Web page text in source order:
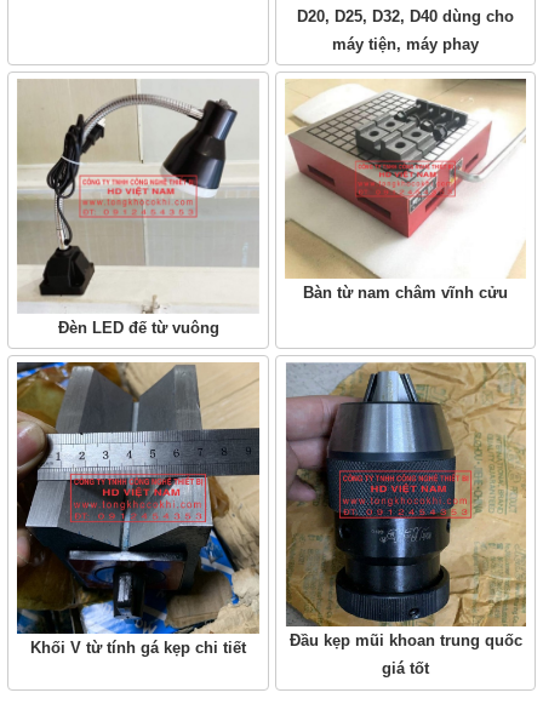
D20, D25, D32, D40 dùng cho
máy tiện, máy phay
Đèn LED đế từ vuông
Bàn từ nam châm vĩnh cửu
Khối V từ tính gá kẹp chi tiết
Đầu kẹp mũi khoan trung quốc
giá tốt